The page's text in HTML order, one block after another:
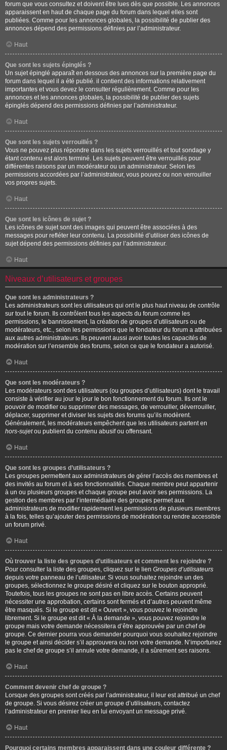
forum que vous consultez et doivent être lues dès que possible. Les annonces
apparaissent en haut de chaque page du forum dans lequel elles sont
publiées. Comme pour les annonces globales, la possibilité de publier des
annonces dépend des permissions définies par l’administrateur.
Haut
Que sont les sujets épinglés ?
Un sujet épinglé apparaît en dessous des annonces sur la première page du
forum dans lequel il a été publié. il contient des informations relativement
importantes et vous devez le consulter régulièrement. Comme pour les
annonces et les annonces globales, la possibilité de publier des sujets
épinglés dépend des permissions définies par l’administrateur.
Haut
Que sont les sujets verrouillés ?
Vous ne pouvez plus répondre dans les sujets verrouillés et tout sondage y
étant contenu est alors terminé. Les sujets peuvent être verrouillés pour
différentes raisons par un modérateur ou un administrateur. Selon les
permissions accordées par l’administrateur, vous pouvez ou non verrouiller
vos propres sujets.
Haut
Que sont les icônes de sujet ?
Les icônes de sujet sont des images qui peuvent être associées à des
messages pour refléter leur contenu. La possibilité d’utiliser des icônes de
sujet dépend des permissions définies par l’administrateur.
Haut
Niveaux d’utilisateurs et groupes
Que sont les administrateurs ?
Les administrateurs sont les utilisateurs qui ont le plus haut niveau de contrôle
sur tout le forum. Ils contrôlent tous les aspects du forum comme les
permissions, le bannissement, la création de groupes d’utilisateurs ou de
modérateurs, etc., selon les permissions que le fondateur du forum a attribuées
aux autres administrateurs. Ils peuvent aussi avoir toutes les capacités de
modération sur l’ensemble des forums, selon ce que le fondateur a autorisé.
Haut
Que sont les modérateurs ?
Les modérateurs sont des utilisateurs (ou groupes d’utilisateurs) dont le travail
consiste à vérifier au jour le jour le bon fonctionnement du forum. Ils ont le
pouvoir de modifier ou supprimer des messages, de verrouiller, déverrouiller,
déplacer, supprimer et diviser les sujets des forums qu’ils modèrent.
Généralement, les modérateurs empêchent que les utilisateurs partent en
hors-sujetou publient du contenu abusif ou offensant.
Haut
Que sont les groupes d’utilisateurs ?
Les groupes permettent aux administrateurs de gérer l’accès des membres et
des invités au forum et à ses fonctionnalités. Chaque membre peut appartenir
à un ou plusieurs groupes et chaque groupe peut avoir ses permissions. La
gestion des membres par l’intermédiaire des groupes permet aux
administrateurs de modifier rapidement les permissions de plusieurs membres
à la fois, telles qu’ajouter des permissions de modération ou rendre accessible
un forum privé.
Haut
Où trouver la liste des groupes d’utilisateurs et comment les rejoindre ?
Pour consulter la liste des groupes, cliquez sur le lien Groupes d’utilisateurs
depuis votre panneau de l’utilisateur. Si vous souhaitez rejoindre un des
groupes, sélectionnez le groupe désiré et cliquez sur le bouton approprié.
Toutefois, tous les groupes ne sont pas en libre accès. Certains peuvent
nécessiter une approbation, certains sont fermés et d’autres peuvent même
être masqués. Si le groupe est dit « Ouvert », vous pouvez le rejoindre
librement. Si le groupe est dit « À la demande », vous pouvez rejoindre le
groupe mais votre demande nécessitera d’être approuvée par un chef de
groupe. Ce dernier pourra vous demander pourquoi vous souhaitez rejoindre
le groupe et ainsi décider s’il approuvera ou non votre demande. N’importunez
pas le chef de groupe s’il annule votre demande, il a sûrement ses raisons.
Haut
Comment devenir chef de groupe ?
Lorsque des groupes sont créés par l’administrateur, il leur est attribué un chef
de groupe. Si vous désirez créer un groupe d’utilisateurs, contactez
l’administrateur en premier lieu en lui envoyant un message privé.
Haut
Pourquoi certains membres apparaissent dans une couleur différente ?